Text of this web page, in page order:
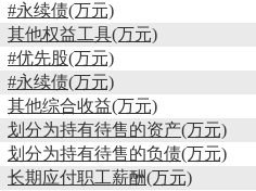
#永续债(万元)
其他权益工具(万元)
#优先股(万元)
#永续债(万元)
其他综合收益(万元)
划分为持有待售的资产(万元)
划分为持有待售的负债(万元)
长期应付职工薪酬(万元)